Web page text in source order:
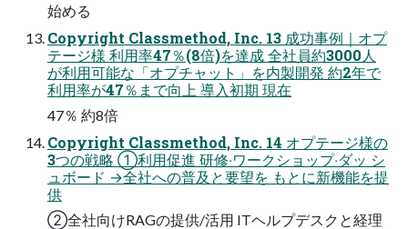
始める
Copyright Classmethod, Inc. 13 成功事例｜オプ
テージ様 利⽤率47％(8倍)を達成 全社員約3000⼈
が利⽤可能な「オプチャット」を内製開発 約2年で
利⽤率が47％まで向上 導⼊初期 現在
47％ 約8倍
Copyright Classmethod, Inc. 14 オプテージ様の
3つの戦略 ①利⽤促進 研修‧ワークショップ‧ダッ シ
ュボード →全社への普及と要望を もとに新機能を提
供
②全社向けRAGの提供/活⽤ ITヘルプデスクと経理